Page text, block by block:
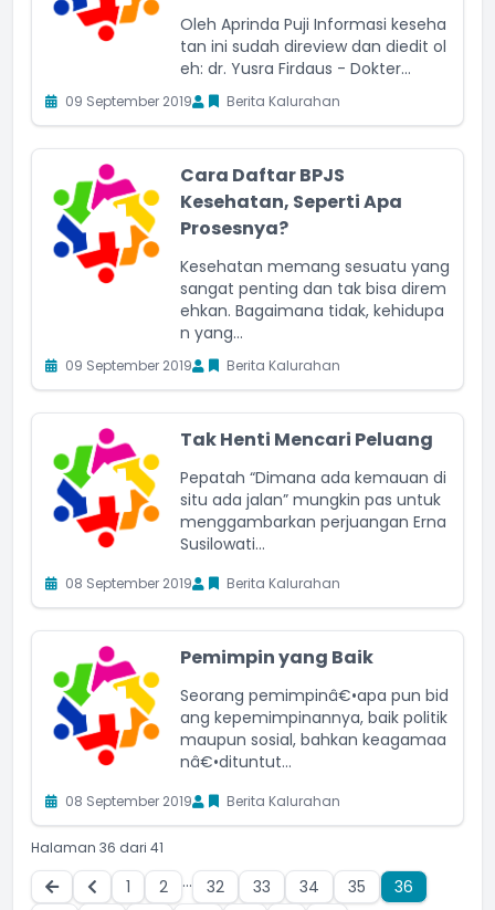
Oleh Aprinda Puji Informasi keseha
tan ini sudah direview dan diedit ol
eh: dr. Yusra Firdaus - Dokter...
09 September 2019 Berita Kalurahan
Cara Daftar BPJS
Kesehatan, Seperti Apa
Prosesnya?
Kesehatan memang sesuatu yang
sangat penting dan tak bisa direm
ehkan. Bagaimana tidak, kehidupa
n yang...
09 September 2019 Berita Kalurahan
Tak Henti Mencari Peluang
Pepatah “Dimana ada kemauan di
situ ada jalan” mungkin pas untuk
menggambarkan perjuangan Erna
Susilowati...
08 September 2019 Berita Kalurahan
Pemimpin yang Baik
Seorang pemimpinâ€•apa pun bid
ang kepemimpinannya, baik politik
maupun sosial, bahkan keagamaa
nâ€•dituntut...
08 September 2019 Berita Kalurahan
Halaman 36 dari 41
1 2 ... 32 33 34 35
36